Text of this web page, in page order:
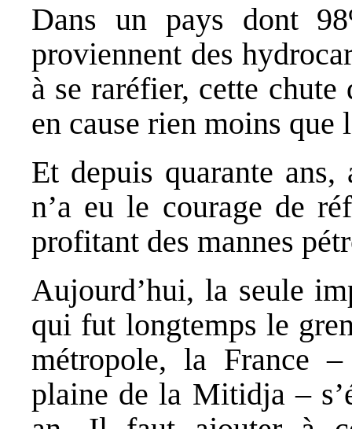
Dans un pays dont
proviennent des
à se raréfier, cette
en cause rien moins que
Et depuis quarante ans,
n’a eu le courage de
profitant des mannes
Aujourd’hui, la seule
qui fut longtemps le
métropole, la France
plaine de la Mitidja –